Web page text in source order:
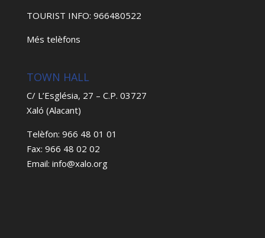
TOURIST INFO: 966480522
Més telèfons
TOWN HALL
C/ L’Església, 27 – C.P. 03727
Xaló (Alacant)
Telèfon: 966 48 01 01
Fax: 966 48 02 02
Email: info@xalo.org